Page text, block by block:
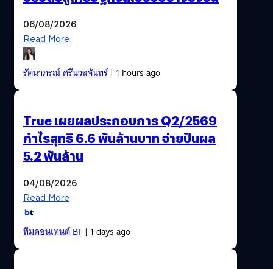
06/08/2026
Read More
รัตนาภรณ์ ศรีนวลจันทร์| 1 hours ago
True เผยผลประกอบการ Q2/2569
กำไรสุทธิ 6.6 พันล้านบาท จ่ายปันผล
5.2 พันล้าน
04/08/2026
Read More
ทีมคอนเทนต์ BT| 1 days ago